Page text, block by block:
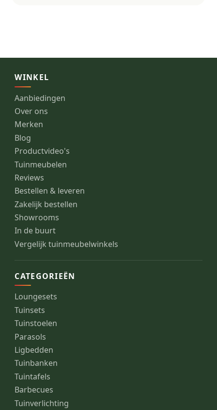
WINKEL
Aanbiedingen
Over ons
Merken
Blog
Productvideo's
Tuinmeubelen
Reviews
Bestellen & leveren
Zakelijk bestellen
Showrooms
In de buurt
Vergelijk tuinmeubelwinkels
CATEGORIEËN
Loungesets
Tuinsets
Tuinstoelen
Parasols
Ligbedden
Tuinbanken
Tuintafels
Barbecues
Tuinverlichting